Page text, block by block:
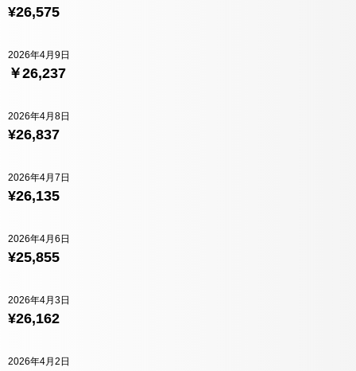
¥26,575
￥26,237
2026年4月9日
¥26,837
2026年4月8日
¥26,135
2026年4月7日
¥25,855
2026年4月6日
¥26,162
2026年4月3日
2026年4月2日